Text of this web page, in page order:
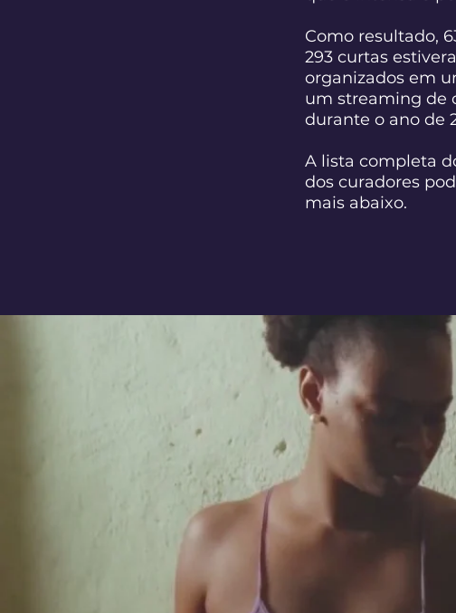
Como resultado,
293 curtas
organizados em
um streaming de
durante o ano de
A lista completa
dos curadores
mais abaixo.